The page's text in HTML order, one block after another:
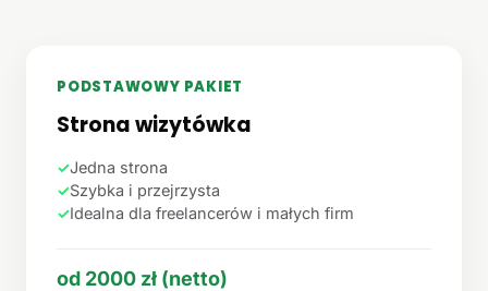
PODSTAWOWY PAKIET
Strona wizytówka
✓Jedna strona
✓Szybka i przejrzysta
✓Idealna dla freelancerów i małych firm
od 2000 zł (netto)